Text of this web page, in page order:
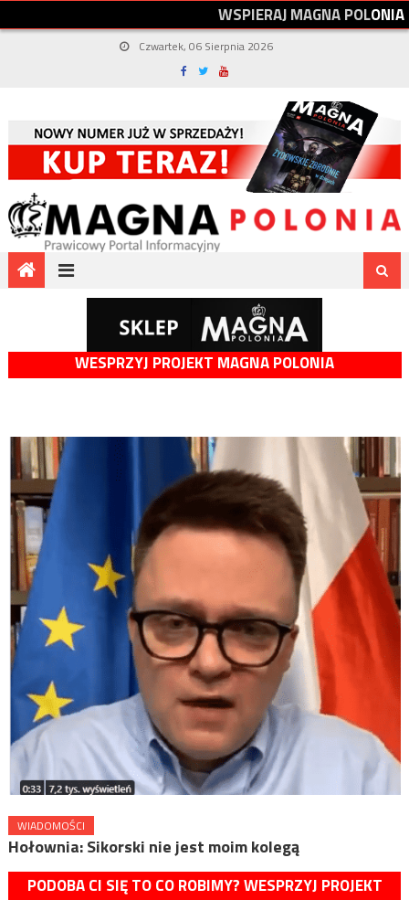
WSPIERAJMAGNAPOLONIA
Czwartek, 06 Sierpnia 2026
WESPRZYJ PROJEKT MAGNA POLONIA
WIADOMOŚCI
Hołownia: Sikorski nie jest moim kolegą
PODOBA CI SIĘ TO CO ROBIMY? WESPRZYJ PROJEKT